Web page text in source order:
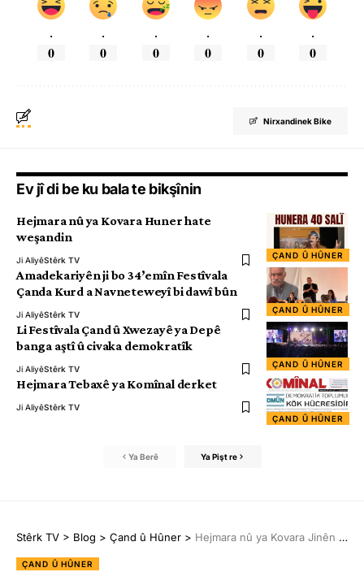
.
0
.
0
.
0
.
0
.
0
.
0
Nirxandinek Bike
Ev jî di be ku bala te bikşînin
ÇAND Û HÛNER
Hejmara nû ya Kovara Huner hate
weşandin
Ji AliyêStêrk TV
ÇAND Û HÛNER
Amadekariyên ji bo 34’emîn Festîvala
Çanda Kurd a Navneteweyî bi dawî bûn
Ji AliyêStêrk TV
ÇAND Û HÛNER
Li Festîvala Çand û Xwezayê ya Depê
banga aştî û civaka demokratîk
Ji AliyêStêrk TV
ÇAND Û HÛNER
Hejmara Tebaxê ya Komînal derket
Ji AliyêStêrk TV
Ya Berê Ya Pişt re
Stêrk TV > Blog > Çand û Hûner > Hejmara nû ya Kovara Jinên Ciwan ên Welatparêz derket
ÇAND Û HÛNER